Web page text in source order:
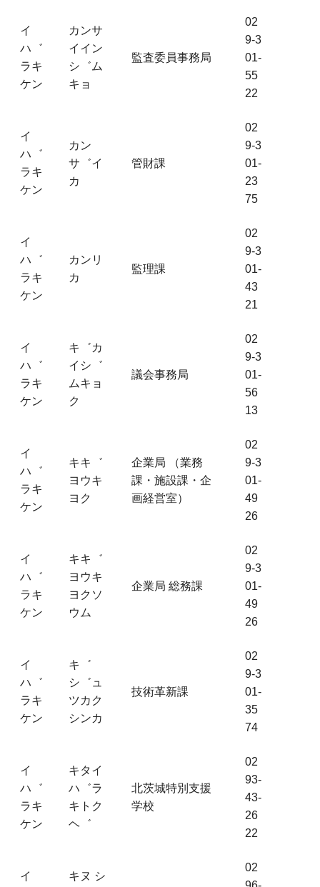
イ
ハ゛
ラキ
ケン
カンサ
イイン
シ゛ム
キョ
監査委員事務局
02
9-3
01-
55
22
イ
ハ゛
ラキ
ケン
カン
サ゛イ
カ
管財課
02
9-3
01-
23
75
イ
ハ゛
ラキ
ケン
カンリ
カ
監理課
02
9-3
01-
43
21
イ
ハ゛
ラキ
ケン
キ゛カ
イシ゛
ムキョ
ク
議会事務局
02
9-3
01-
56
13
イ
ハ゛
ラキ
ケン
キキ゛
ヨウキ
ヨク
企業局 （業務
課・施設課・企
画経営室）
02
9-3
01-
49
26
イ
ハ゛
ラキ
ケン
キキ゛
ヨウキ
ヨクソ
ウム
企業局 総務課
02
9-3
01-
49
26
イ
ハ゛
ラキ
ケン
キ゛
シ゛ュ
ツカク
シンカ
技術革新課
02
9-3
01-
35
74
イ
ハ゛
ラキ
ケン
キタイ
ハ゛ラ
キトク
ヘ゛
北茨城特別支援
学校
02
93-
43-
26
22
イ
キヌ シ
02